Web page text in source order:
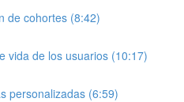
de cohortes (8:42)
vida de los usuarios (10:17)
personalizadas (6:59)